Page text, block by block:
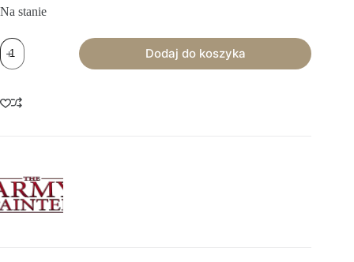
Na stanie
ilość
Speedpaint:
Howling
Dodaj do koszyka